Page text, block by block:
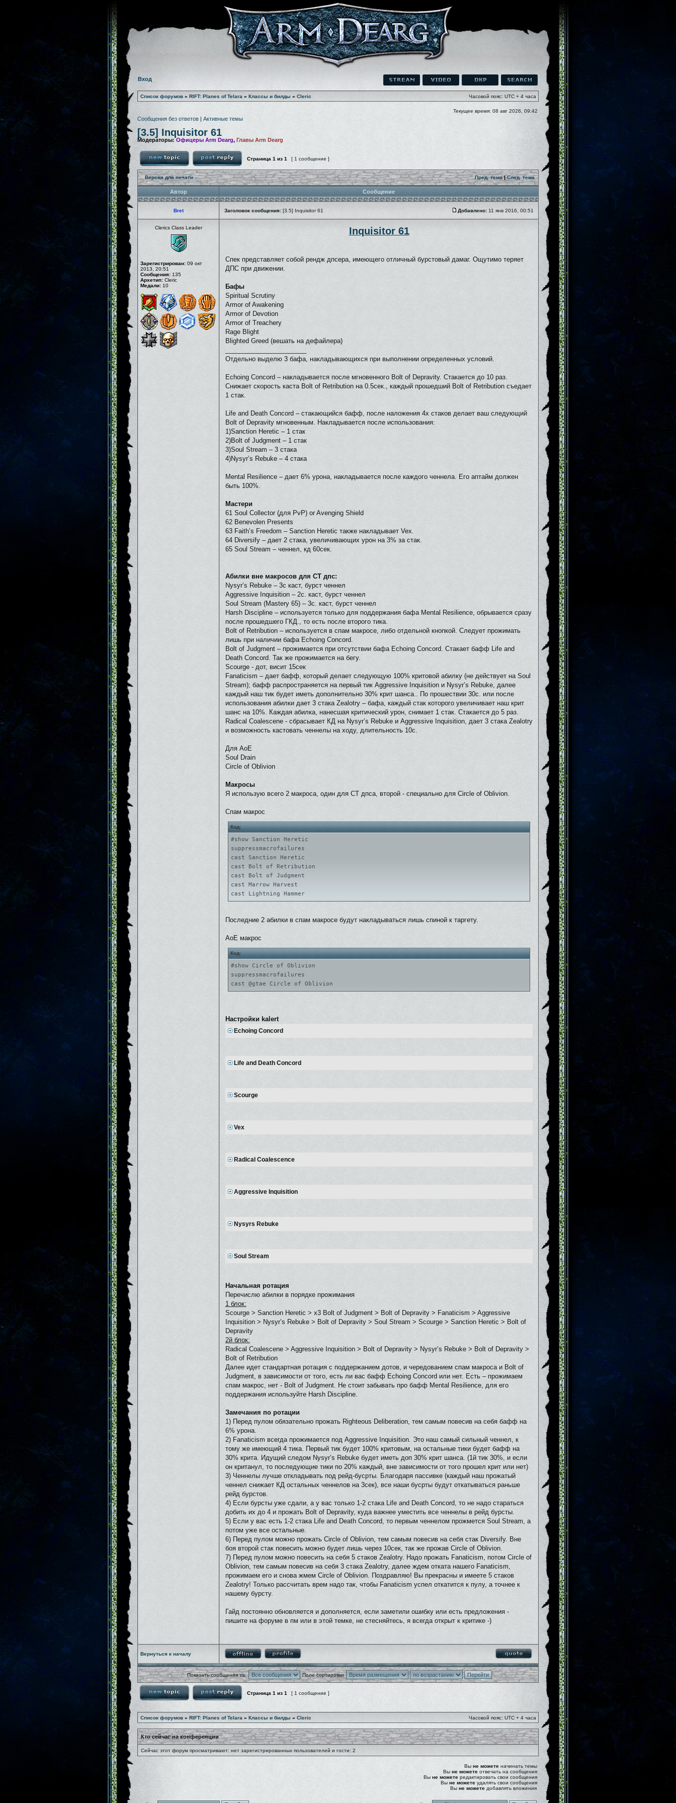
Вход
Список форумов » RIFT: Planes of Telara » Классы и билды » Cleric Часовой пояс: UTC + 4 часа
Текущее время: 08 авг 2026, 09:42
Сообщения без ответов | Активные темы
[3.5] Inquisitor 61
Модераторы:Офицеры Arm Dearg, Главы Arm Dearg
Страница 1 из 1 [ 1 сообщение ]
Версия для печати Пред. тема|След. тема
Автор Сообщение
Bret Заголовок сообщения: [3.5] Inquisitor 61 Добавлено: 11 янв 2016, 00:51
Clerics Class Leader
Зарегистрирован: 09 окт
2013, 20:51
Сообщения: 135
Архетип: Cleric
Медали: 10
Inquisitor 61
Спек представляет собой рендж дпсера, имеющего отличный бурстовый дамаг. Ощутимо теряет
ДПС при движении.
Бафы
Spiritual Scrutiny
Armor of Awakening
Armor of Devotion
Armor of Treachery
Rage Blight
Blighted Greed (вешать на дефайлера)
Отдельно выделю 3 бафа, накладывающихся при выполнении определенных условий.
Echoing Concord – накладывается после мгновенного Bolt of Depravity. Стакается до 10 раз.
Снижает скорость каста Bolt of Retribution на 0.5сек., каждый прошедший Bolt of Retribution съедает
1 стак.
Life and Death Concord – стакающийся бафф, после наложения 4х стаков делает ваш следующий
Bolt of Depravity мгновенным. Накладывается после использования:
1)Sanction Heretic – 1 стак
2)Bolt of Judgment – 1 стак
3)Soul Stream – 3 стака
4)Nysyr’s Rebuke – 4 стака
Mental Resilience – дает 6% урона, накладывается после каждого ченнела. Его аптайм должен
быть 100%.
Мастери
61 Soul Collector (для PvP) or Avenging Shield
62 Benevolen Presents
63 Faith’s Freedom – Sanction Heretic также накладывает Vex.
64 Diversify – дает 2 стака, увеличивающих урон на 3% за стак.
65 Soul Stream – ченнел, кд 60сек.
Абилки вне макросов для СТ дпс:
Nysyr’s Rebuke – 3с каст, бурст ченнел
Aggressive Inquisition – 2с. каст, бурст ченнел
Soul Stream (Mastery 65) – 3с. каст, бурст ченнел
Harsh Discipline – используется только для поддержания бафа Mental Resilience, обрывается сразу
после прошедшего ГКД., то есть после второго тика.
Bolt of Retribution – используется в спам макросе, либо отдельной кнопкой. Следует прожимать
лишь при наличии бафа Echoing Concord.
Bolt of Judgment – прожимается при отсутствии бафа Echoing Concord. Стакает бафф Life and
Death Concord. Так же прожимается на бегу.
Scourge - дот, висит 15сек
Fanaticism – дает бафф, который делает следующую 100% критовой абилку (не действует на Soul
Stream); бафф распространяется на первый тик Aggressive Inquisition и Nysyr’s Rebuke, далее
каждый наш тик будет иметь дополнительно 30% крит шанса.. По прошествии 30с. или после
использования абилки дает 3 стака Zealotry – бафа, каждый стак которого увеличивает наш крит
шанс на 10%. Каждая абилка, нанесшая критический урон, снимает 1 стак. Стакается до 5 раз.
Radical Coalescene - сбрасывает КД на Nysyr’s Rebuke и Aggressive Inquisition, дает 3 стака Zealotry
и возможность кастовать ченнелы на ходу, длительность 10с.
Для АоЕ
Soul Drain
Circle of Oblivion
Макросы
Я использую всего 2 макроса, один для СТ дпса, второй - специально для Circle of Oblivion.
Спам макрос
Код:
#show Sanction Heretic
suppressmacrofailures
cast Sanction Heretic
cast Bolt of Retribution
cast Bolt of Judgment
cast Marrow Harvest
cast Lightning Hammer
Последние 2 абилки в спам макросе будут накладываться лишь спиной к таргету.
АоЕ макрос
Код:
#show Circle of Oblivion
suppressmacrofailures
cast @gtae Circle of Oblivion
Настройки kalert
Echoing Concord
Life and Death Concord
Scourge
Vex
Radical Coalescence
Aggressive Inquisition
Nysyrs Rebuke
Soul Stream
Начальная ротация
Перечислю абилки в порядке прожимания
1 блок:
Scourge > Sanction Heretic > x3 Bolt of Judgment > Bolt of Depravity > Fanatiсism > Aggressive
Inquisition > Nysyr’s Rebuke > Bolt of Depravity > Soul Stream > Scourge > Sanction Heretic > Bolt of
Depravity
2й блок:
Radical Coalescene > Aggressive Inquisition > Bolt of Depravity > Nysyr’s Rebuke > Bolt of Depravity >
Bolt of Retribution
Далее идет стандартная ротация с поддержанием дотов, и чередованием спам макроса и Bolt of
Judgment, в зависимости от того, есть ли вас бафф Echoing Concord или нет. Есть – прожимаем
спам макрос, нет - Bolt of Judgment. Не стоит забывать про бафф Mental Resilience, для его
поддержания используйте Harsh Discipline.
Замечания по ротации
1) Перед пулом обязательно прожать Righteous Deliberation, тем самым повесив на себя бафф на
6% урона.
2) Fanatiсism всегда прожимается под Aggressive Inquisition. Это наш самый сильный ченнел, к
тому же имеющий 4 тика. Первый тик будет 100% критовым, на остальные тики будет бафф на
30% крита. Идущий следом Nysyr’s Rebuke будет иметь доп 30% крит шанса. (1й тик 30%, и если
он кританул, то последующие тики по 20% каждый, вне зависимости от того прошел крит или нет)
3) Ченнелы лучше откладывать под рейд-бусрты. Благодаря пассивке (каждый наш прожатый
ченнел снижает КД остальных ченнелов на 3сек), все наши бусрты будут откатываться раньше
рейд бурстов.
4) Если бурсты уже сдали, а у вас только 1-2 стака Life and Death Concord, то не надо стараться
добить их до 4 и прожать Bolt of Depravity, куда важнее уместить все ченнелы в рейд бурсты.
5) Если у вас есть 1-2 стака Life and Death Concord, то первым ченнелом прожмется Soul Stream, а
потом уже все остальные.
6) Перед пулом можно прожать Circle of Oblivion, тем самым повесив на себя стак Diversify. Вне
боя второй стак повесить можно будет лишь через 10сек, так же прожав Circle of Oblivion.
7) Перед пулом можно повесить на себя 5 стаков Zealotry. Надо прожать Fanaticism, потом Circle of
Oblivion, тем самым повесив на себя 3 стака Zealotry, далее ждем отката нашего Fanaticism,
прожимаем его и снова жмем Circle of Oblivion. Поздравляю! Вы прекрасны и имеете 5 стаков
Zealotry! Только рассчитать врем надо так, чтобы Fanaticism успел откатится к пулу, а точнее к
нашему бурсту.
Гайд постоянно обновляется и дополняется, если заметили ошибку или есть предложения -
пишите на форуме в пм или в этой темке, не стесняйтесь, я всегда открыт к критике -)
Вернуться к началу
Показать сообщения за: Поле сортировки
Страница 1 из 1 [ 1 сообщение ]
Список форумов » RIFT: Planes of Telara » Классы и билды » Cleric Часовой пояс: UTC + 4 часа
Кто сейчас на конференции
Сейчас этот форум просматривают: нет зарегистрированных пользователей и гости: 2
Вы не можете начинать темы
Вы не можете отвечать на сообщения
Вы не можете редактировать свои сообщения
Вы не можете удалять свои сообщения
Вы не можете добавлять вложения